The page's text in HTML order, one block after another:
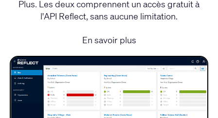
Plus. Les deux comprennent un accès gratuit à
l'API Reflect, sans aucune limitation.
En savoir plus